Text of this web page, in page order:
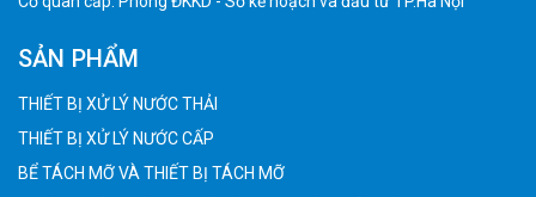
SẢN PHẨM
THIẾT BỊ XỬ LÝ NƯỚC THẢI
THIẾT BỊ XỬ LÝ NƯỚC CẤP
BỂ TÁCH MỠ VÀ THIẾT BỊ TÁCH MỠ